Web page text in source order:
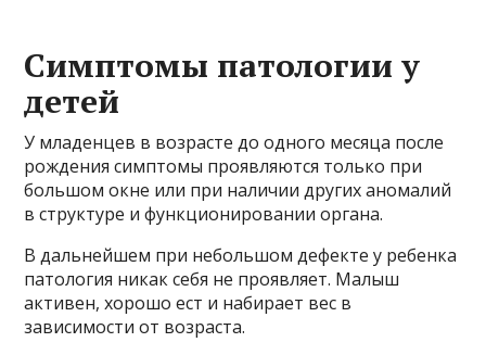
Симптомы патологии у
детей
У младенцев в возрасте до одного месяца после
рождения симптомы проявляются только при
большом окне или при наличии других аномалий
в структуре и функционировании органа.
В дальнейшем при небольшом дефекте у ребенка
патология никак себя не проявляет. Малыш
активен, хорошо ест и набирает вес в
зависимости от возраста.